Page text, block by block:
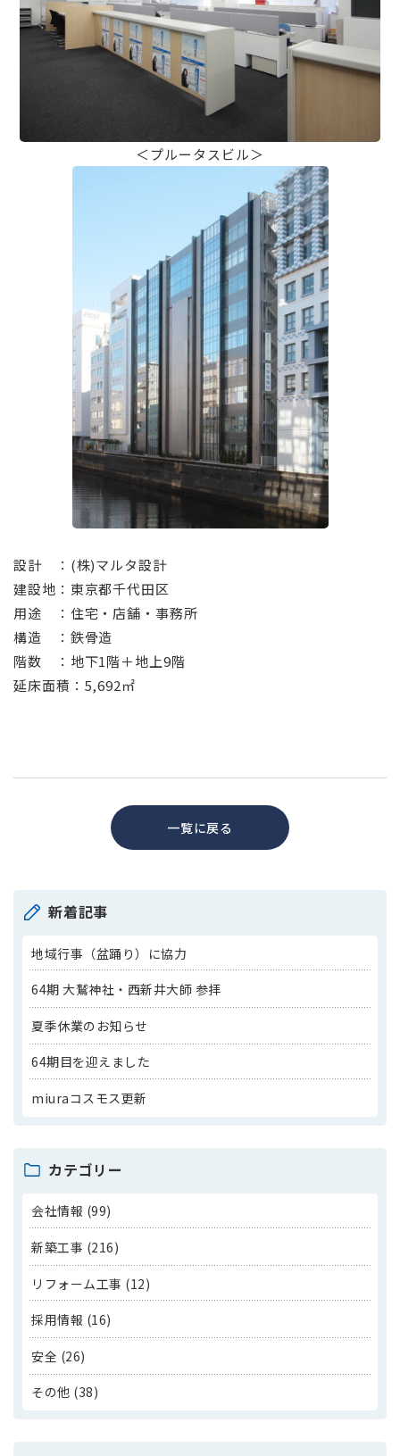
＜プルータスビル＞
設計 ：(株)マルタ設計
建設地：東京都千代田区
用途 ：住宅・店舗・事務所
構造 ：鉄骨造
階数 ：地下1階＋地上9階
延床面積：5,692㎡
一覧に戻る
新着記事
地域行事（盆踊り）に協力
64期 大鷲神社・西新井大師 参拝
夏季休業のお知らせ
64期目を迎えました
miuraコスモス更新
カテゴリー
会社情報 (99)
新築工事 (216)
リフォーム工事 (12)
採用情報 (16)
安全 (26)
その他 (38)